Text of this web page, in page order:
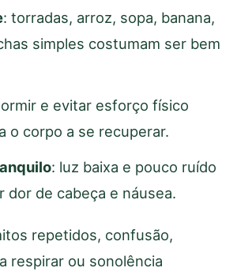
: torradas, arroz, sopa, banana,
simples costumam ser bem
e evitar esforço físico
o corpo a se recuperar.
: luz baixa e pouco ruído
dor de cabeça e náusea.
repetidos, confusão,
respirar ou sonolência